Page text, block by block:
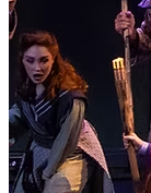
Alelo
Contrate agora
Alelo S.A.
CNPJ 04.740.876/
andares,
Naip